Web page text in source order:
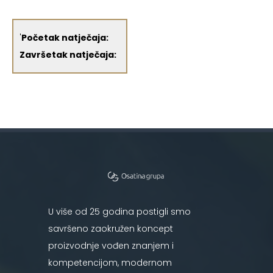
'Početak natječaja:
Završetak natječaja:
U više od 25 godina postigli smo
savršeno zaokružen koncept
proizvodnje vođen znanjem i
kompetencijom, modernom